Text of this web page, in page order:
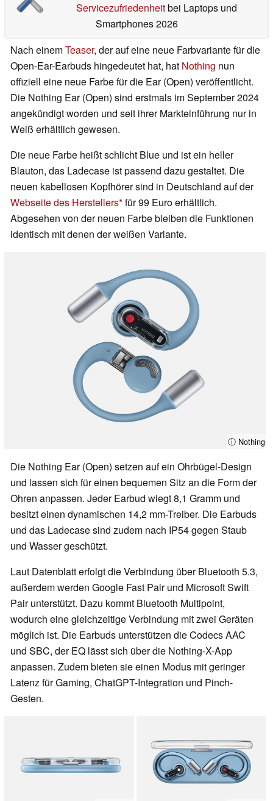
Servicezufriedenheitbei Laptops und
Smartphones 2026
Nach einemTeaser, der auf eine neue Farbvariante für die
Open-Ear-Earbuds hingedeutet hat, hat Nothing nun
offiziell eine neue Farbe für die Ear (Open) veröffentlicht.
Die Nothing Ear (Open) sind erstmals im September 2024
angekündigt worden und seit ihrer Markteinführung nur in
Weiß erhältlich gewesen.
Die neue Farbe heißt schlicht Blue und ist ein heller
Blauton, das Ladecase ist passend dazu gestaltet. Die
neuen kabellosen Kopfhörer sind in Deutschland auf der
Webseite des Herstellers für 99 Euro erhältlich.
Abgesehen von der neuen Farbe bleiben die Funktionen
identisch mit denen der weißen Variante.
ⓘ Nothing
Die Nothing Ear (Open) setzen auf ein Ohrbügel-Design
und lassen sich für einen bequemen Sitz an die Form der
Ohren anpassen. Jeder Earbud wiegt 8,1 Gramm und
besitzt einen dynamischen 14,2 mm-Treiber. Die Earbuds
und das Ladecase sind zudem nach IP54 gegen Staub
und Wasser geschützt.
Laut Datenblatt erfolgt die Verbindung über Bluetooth 5.3,
außerdem werden Google Fast Pair und Microsoft Swift
Pair unterstützt. Dazu kommt Bluetooth Multipoint,
wodurch eine gleichzeitige Verbindung mit zwei Geräten
möglich ist. Die Earbuds unterstützen die Codecs AAC
und SBC, der EQ lässt sich über die Nothing-X-App
anpassen. Zudem bieten sie einen Modus mit geringer
Latenz für Gaming, ChatGPT-Integration und Pinch-
Gesten.